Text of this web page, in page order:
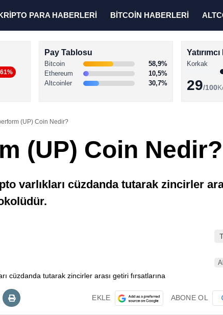
PARA HABERLERİ BİTCOİN HABERLERİ
Pay Tablosu
Bitcoin
58,9%
Ethereum
10,5%
Altcoinler
30,7%
Korkak
29/100
(UP) Coin Nedir?
(UP) Coin Nedir?
varlıkları cüzdanda tutarak zincirler
EKLE ABONE OL